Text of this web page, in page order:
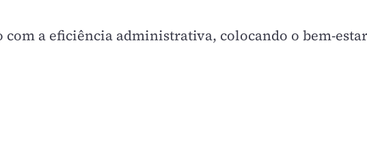
com a eficiência administrativa, colocando o bem-